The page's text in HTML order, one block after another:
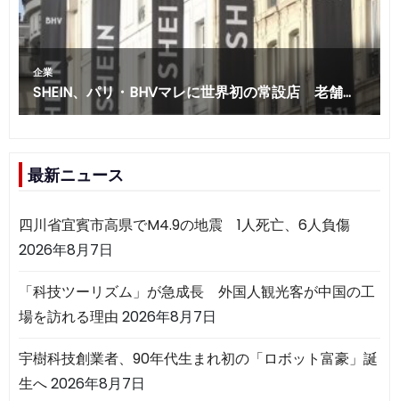
最新ニュース
四川省宜賓市高県でM4.9の地震 1人死亡、6人負傷
2026年8月7日
「科技ツーリズム」が急成長 外国人観光客が中国の工
場を訪れる理由 2026年8月7日
宇樹科技創業者、90年代生まれ初の「ロボット富豪」誕
生へ2026年8月7日